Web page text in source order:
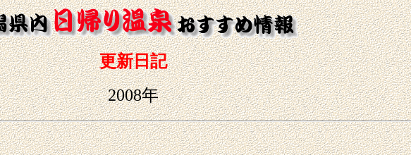
更新日記
2008年